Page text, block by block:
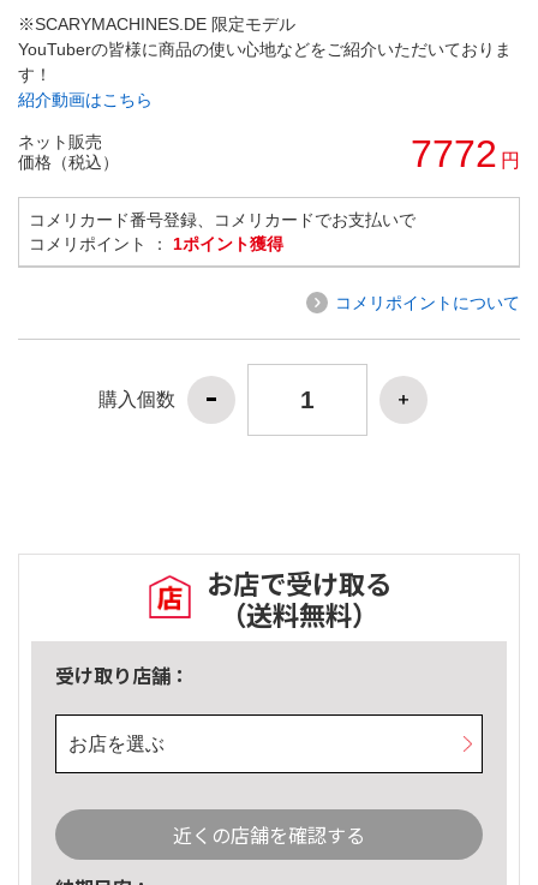
※SCARYMACHINES.DE 限定モデル
YouTuberの皆様に商品の使い心地などをご紹介いただいておりま
す！
紹介動画はこちら
ネット販売
価格（税込）
7772 円
コメリカード番号登録、コメリカードでお支払いで
コメリポイント ： 1ポイント獲得
コメリポイントについて
購入個数
お店で受け取る
（送料無料）
受け取り店舗：
お店を選ぶ
近くの店舗を確認する